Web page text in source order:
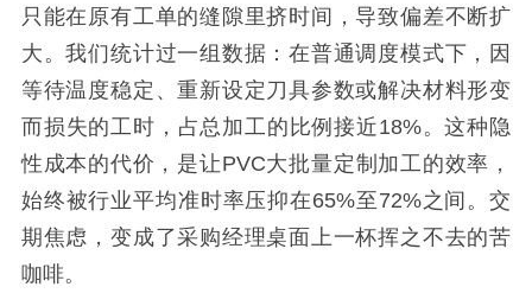
只能在原有工单的缝隙里挤时间，导致偏差不断扩
大。我们统计过一组数据：在普通调度模式下，因
等待温度稳定、重新设定刀具参数或解决材料形变
而损失的工时，占总加工的比例接近18%。这种隐
性成本的代价，是让PVC大批量定制加工的效率，
始终被行业平均准时率压抑在65%至72%之间。交
期焦虑，变成了采购经理桌面上一杯挥之不去的苦
咖啡。